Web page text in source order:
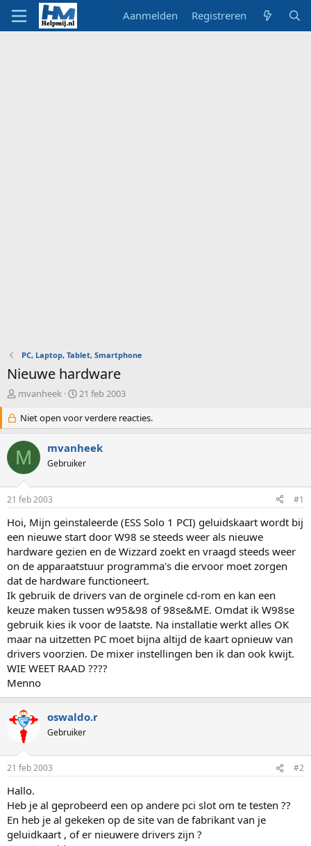
Aanmelden Registreren
PC, Laptop, Tablet, Smartphone
Nieuwe hardware
O
d
e
r
w
e
p
s
t
a
r
t
e
r
mvanheek
S
a
r
t
d
a
m
21 feb 2003
Niet open voor verdere reacties.
M mvanheek
Gebruiker
21 feb 2003 #1
Hoi, Mijn geinstaleerde (ESS Solo 1 PCI) geluidskaart wordt bij
een nieuwe start door W98 se steeds weer als nieuwe
hardware gezien en de Wizzard zoekt en vraagd steeds weer
on de apparaatstuur programma's die ervoor moet zorgen
dat de hardware functioneert.
Ik gebruik de drivers van de orginele cd-rom en kan een
keuze maken tussen w95&98 of 98se&ME. Omdat ik W98se
gebruik kies ik voor de laatste. Na installatie werkt alles OK
maar na uitzetten PC moet bijna altijd de kaart opnieuw van
drivers voorzien. De mixer instellingen ben ik dan ook kwijt.
WIE WEET RAAD ????
Menno
oswaldo.r
Gebruiker
21 feb 2003 #2
Hallo.
Heb je al geprobeerd een op andere pci slot om te testen ??
En heb je al gekeken op de site van de fabrikant van je
geluidkaart , of er nieuwere drivers zijn ?